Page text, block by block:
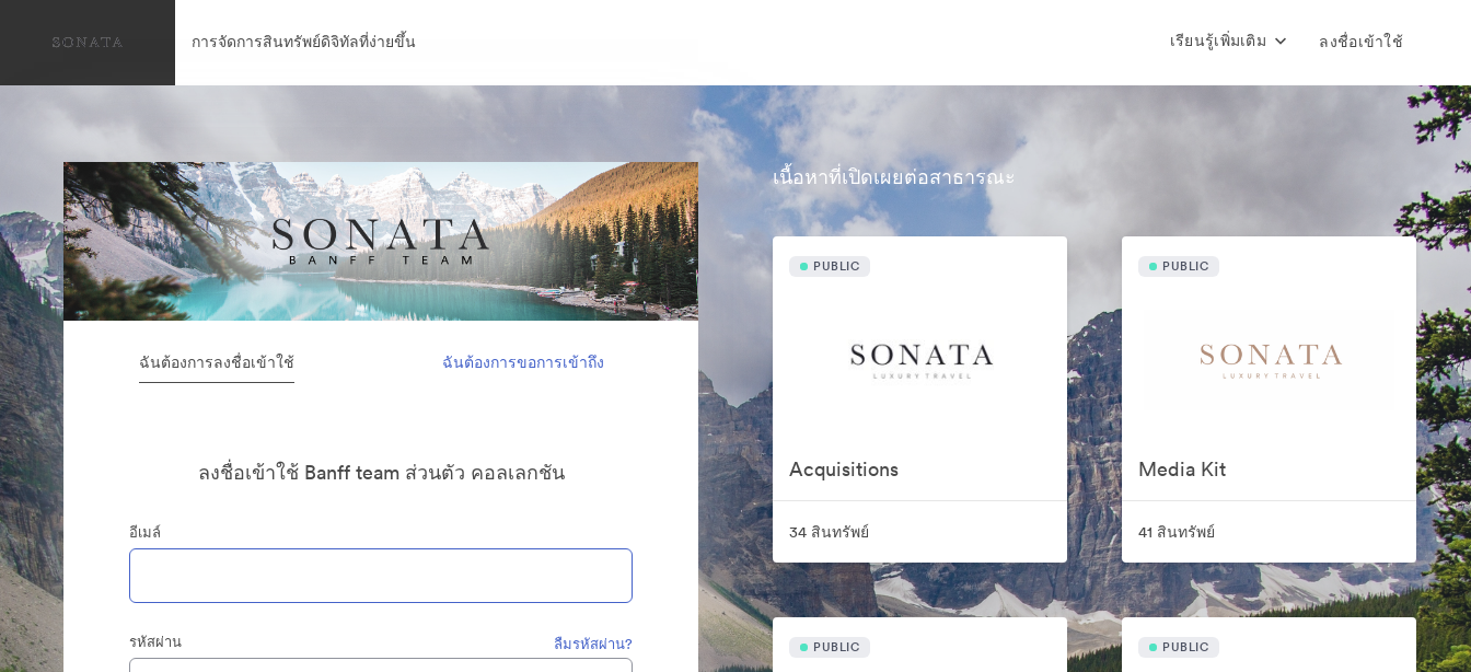
การจัดการสินทรัพย์ดิจิทัลที่ง่ายขึ้น เรียนรู้เพิ่มเติม ลงชื่อเข้าใช้
ฉันต้องการลงชื่อเข้าใช้ ฉันต้องการขอการเข้าถึง
ลงชื่อเข้าใช้ Banff team ส่วนตัว คอลเลกชัน
อีเมล์
รหัสผ่าน ลืมรหัสผ่าน?
เนื้อหาที่เปิดเผยต่อสาธารณะ
PUBLIC
Acquisitions
34 สินทรัพย์
PUBLIC
Media Kit
41 สินทรัพย์
PUBLIC PUBLIC